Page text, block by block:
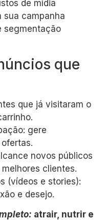
de mídia
sua campanha
segmentação
que
que já visitaram o
gere
novos públicos
clientes.
(vídeos e stories):
e desejo.
atrair, nutrir e